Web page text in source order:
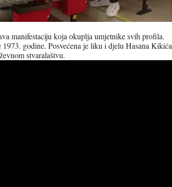
manifestaciju koja okuplja umjetnike svih profila.
godine. Posvećena je liku i djelu Hasana Kikića
stvaralaštvu.